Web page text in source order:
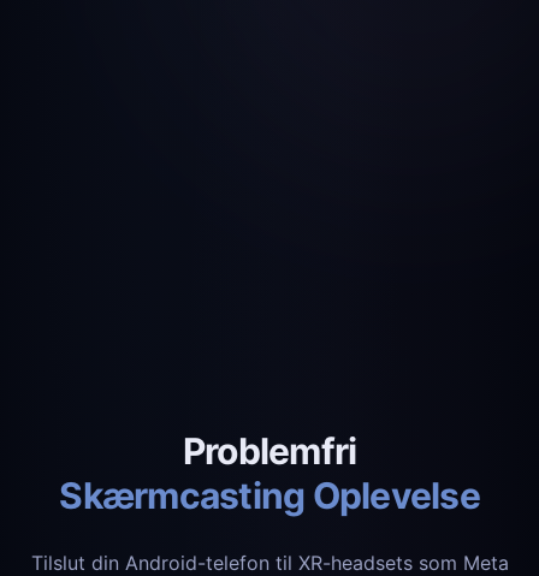
Problemfri
Skærmcasting Oplevelse
Tilslut din Android-telefon til XR-headsets som Meta